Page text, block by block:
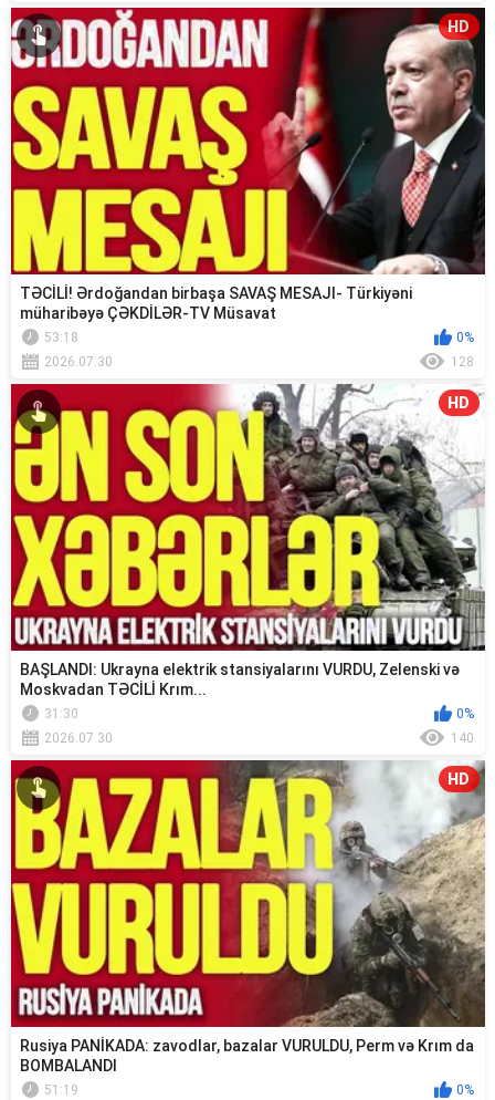
HD
TƏCİLİ! Ərdoğandan birbaşa SAVAŞ MESAJI- Türkiyəni
müharibəyə ÇƏKDİLƏR-TV Müsavat
53:18
0%
2026.07.30
128
HD
BAŞLANDI: Ukrayna elektrik stansiyalarını VURDU, Zelenski və
Moskvadan TƏCİLİ Krım...
31:30
0%
2026.07.30
140
HD
Rusiya PANİKADA: zavodlar, bazalar VURULDU, Perm və Krım da
BOMBALANDI
51:19
0%